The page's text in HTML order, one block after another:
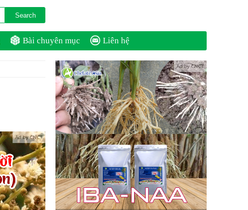
Bài chuyên mục Liên hệ
Ad by CNCT
Ad by CNCT